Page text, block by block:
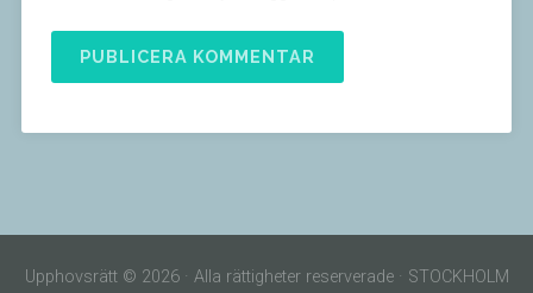
Upphovsrätt © 2026 · Alla rättigheter reserverade · STOCKHOLM